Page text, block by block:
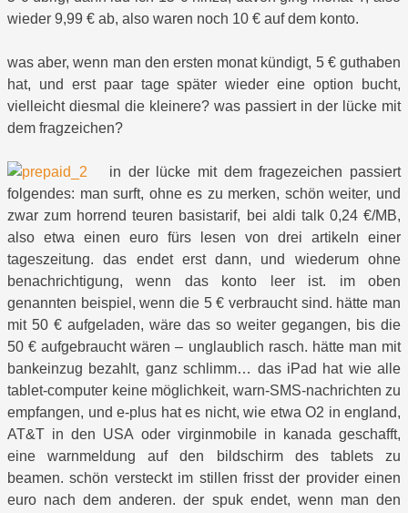
wieder 9,99 € ab, also waren noch 10 € auf dem konto.
was aber, wenn man den ersten monat kündigt, 5 € guthaben
hat, und erst paar tage später wieder eine option bucht,
vielleicht diesmal die kleinere? was passiert in der lücke mit
dem fragzeichen?
in der lücke mit dem fragezeichen passiert
folgendes: man surft, ohne es zu merken, schön weiter, und
zwar zum horrend teuren basistarif, bei aldi talk 0,24 €/MB,
also etwa einen euro fürs lesen von drei artikeln einer
tageszeitung. das endet erst dann, und wiederum ohne
benachrichtigung, wenn das konto leer ist. im oben
genannten beispiel, wenn die 5 € verbraucht sind. hätte man
mit 50 € aufgeladen, wäre das so weiter gegangen, bis die
50 € aufgebraucht wären – unglaublich rasch. hätte man mit
bankeinzug bezahlt, ganz schlimm… das iPad hat wie alle
tablet-computer keine möglichkeit, warn-SMS-nachrichten zu
empfangen, und e-plus hat es nicht, wie etwa O2 in england,
AT&T in den USA oder virginmobile in kanada geschafft,
eine warnmeldung auf den bildschirm des tablets zu
beamen. schön versteckt im stillen frisst der provider einen
euro nach dem anderen. der spuk endet, wenn man den